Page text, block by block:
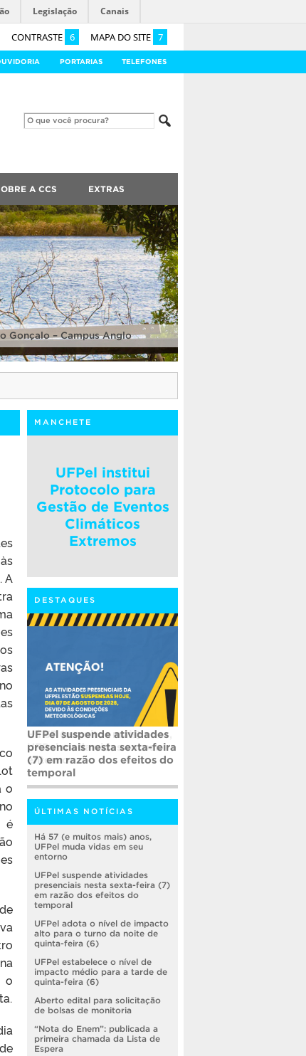
CONTRASTE 6 MAPA DO SITE 7
Legislação Canais
PORTARIAS TELEFONES
A CCS EXTRAS
Gonçalo – Campus Anglo
A
o
é
o
MANCHETE
UFPel institui
Protocolo para
Gestão de Eventos
Climáticos
Extremos
DESTAQUES
UFPel suspende atividades
presenciais nesta sexta-feira
(7) em razão dos efeitos do
temporal
ÚLTIMAS NOTÍCIAS
Há 57 (e muitos mais) anos,
UFPel muda vidas em seu
entorno
UFPel suspende atividades
presenciais nesta sexta-feira (7)
em razão dos efeitos do
temporal
UFPel adota o nível de impacto
alto para o turno da noite de
quinta-feira (6)
UFPel estabelece o nível de
impacto médio para a tarde de
quinta-feira (6)
Aberto edital para solicitação
de bolsas de monitoria
“Nota do Enem”: publicada a
primeira chamada da Lista de
Espera